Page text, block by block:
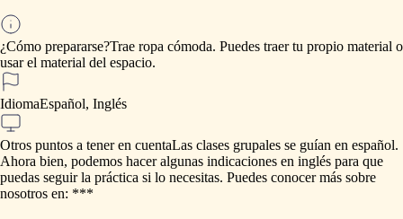
¿Cómo prepararse?Trae ropa cómoda. Puedes traer tu propio material o
usar el material del espacio.
IdiomaEspañol, Inglés
Otros puntos a tener en cuentaLas clases grupales se guían en español.
Ahora bien, podemos hacer algunas indicaciones en inglés para que
puedas seguir la práctica si lo necesitas. Puedes conocer más sobre
nosotros en: ***